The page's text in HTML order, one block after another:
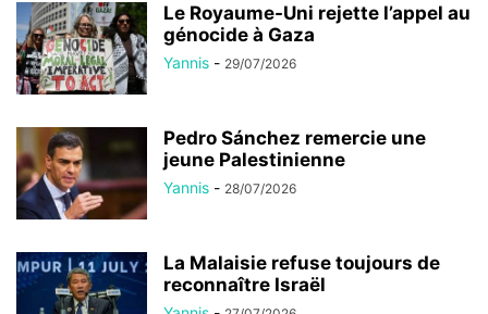
Le Royaume-Uni rejette l’appel au
génocide à Gaza
Yannis - 29/07/2026
Pedro Sánchez remercie une
jeune Palestinienne
Yannis - 28/07/2026
La Malaisie refuse toujours de
reconnaître Israël